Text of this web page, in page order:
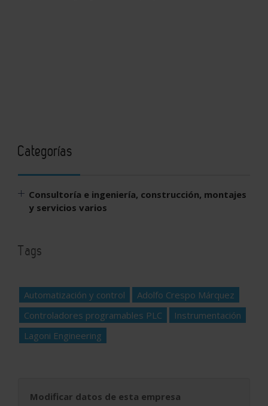
Categorías
Consultoría e ingeniería, construcción, montajes
y servicios varios
Tags
Automatización y control
Adolfo Crespo Márquez
Controladores programables PLC
Instrumentación
Lagoni Engineering
Modificar datos de esta empresa